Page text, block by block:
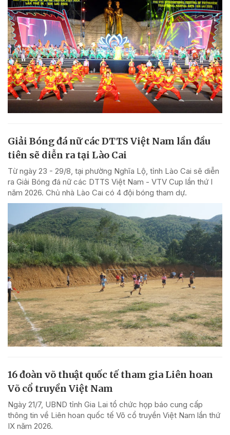
Giải Bóng đá nữ các DTTS Việt Nam lần đầu
tiên sẽ diễn ra tại Lào Cai
Từ ngày 23 - 29/8, tại phường Nghĩa Lộ, tỉnh Lào Cai sẽ diễn
ra Giải Bóng đá nữ các DTTS Việt Nam - VTV Cup lần thứ I
năm 2026. Chủ nhà Lào Cai có 4 đội bóng tham dự.
16 đoàn võ thuật quốc tế tham gia Liên hoan
Võ cổ truyền Việt Nam
Ngày 21/7, UBND tỉnh Gia Lai tổ chức họp báo cung cấp
thông tin về Liên hoan quốc tế Võ cổ truyền Việt Nam lần thứ
IX năm 2026.